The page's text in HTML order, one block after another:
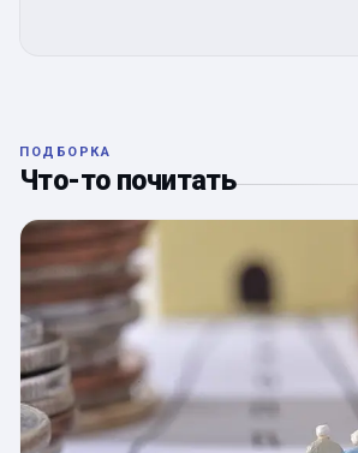
ПОДБОРКА
Что-то почитать